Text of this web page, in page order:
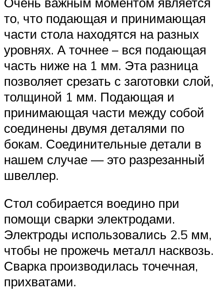
то, что подающая и принимающая
части стола находятся на разных
уровнях. А точнее – вся подающая
часть ниже на 1 мм. Эта разница
позволяет срезать с заготовки слой,
толщиной 1 мм. Подающая и
принимающая части между собой
соединены двумя деталями по
бокам. Соединительные детали в
нашем случае — это разрезанный
швеллер.
Стол собирается воедино при
помощи сварки электродами.
Электроды использовались 2.5 мм,
чтобы не прожечь металл насквозь.
Сварка производилась точечная,
прихватами.